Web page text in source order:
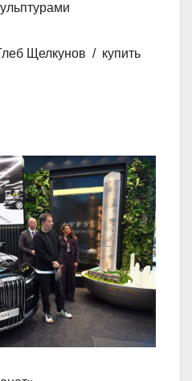
Щелкунов / купить